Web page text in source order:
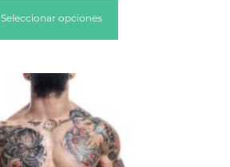
Seleccionar opciones